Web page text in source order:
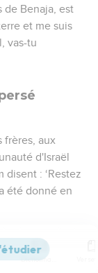
de Benaja, est
et me suis
vas-tu
frères, aux
d'Israël
: ‘Restez
été donné en
les nations,
je serai pour